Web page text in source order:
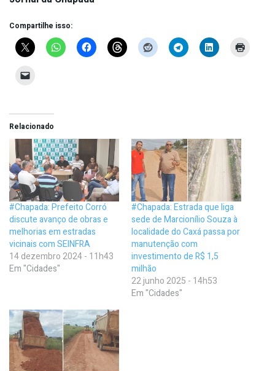
Compartilhe isso:
Relacionado
#Chapada: Prefeito Corró
discute avanço de obras e
melhorias em estradas
vicinais com SEINFRA
14 dezembro 2024 - 11h43
Em "Cidades"
#Chapada: Estrada que liga
sede de Marcionílio Souza à
localidade do Caxá passa por
manutenção com
investimento de R$ 1,5
milhão
22 junho 2025 - 14h53
Em "Cidades"